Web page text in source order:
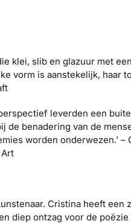
klei, slib en glazuur met
vorm is aanstekelijk, haar
leverden een
benadering van de
worden onderwezen.’ –
Cristina heeft een
diep ontzag voor de